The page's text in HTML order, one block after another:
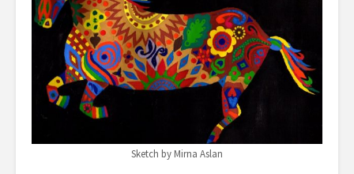
Sketch by Mirna Aslan